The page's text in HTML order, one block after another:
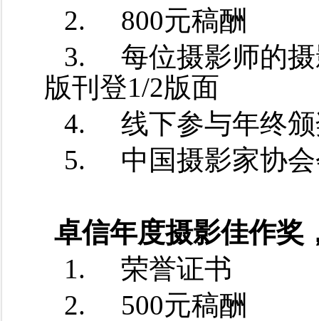
2.
800元稿酬
3.
每位摄影师的
版刊登1/2版面
4.
线下参与年终
5.
中国摄影家协
卓信年度摄影佳作奖
1.
荣誉证书
2.
500元稿酬